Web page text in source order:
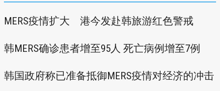
MERS疫情扩大 港今发赴韩旅游红色警戒
韩MERS确诊患者增至95人 死亡病例增至7例
韩国政府称已准备抵御MERS疫情对经济的冲击